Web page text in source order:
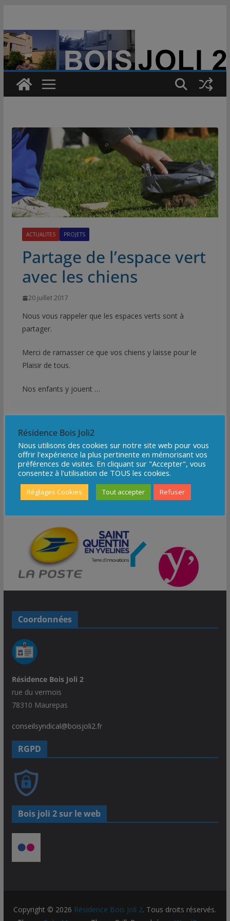
contenu
ACTUALITES PROJETS
Partage de l’espace vert
avec les chiens
20 juillet 2017
Nous vous rappeler que les espaces verts sont à
partager.
Merci de ramasser ce que vos chiens y laisse pour le
Plaisir de tous.
Nos enfants y jouent …
Coordonnées
Résidence Bois Joli 2
rue du vermois
78310 Maurepas
conseilsyndical@boisjoli2.fr
RGPD
Bois joli 2 sur le web
Copyright © 2026 Résidence Bois Joli 2. Tous droits réservés.
Résidence Bois Joli2
Nous utilisons des cookies sur notre site web pour vous
offrir l'expérience la plus pertinente en mémorisant vos
préférences de visites. En cliquant sur "Accepter", vous
consentez à l'utilisation de TOUS les cookies.
Réglages Cookies Tout accepter Refuser